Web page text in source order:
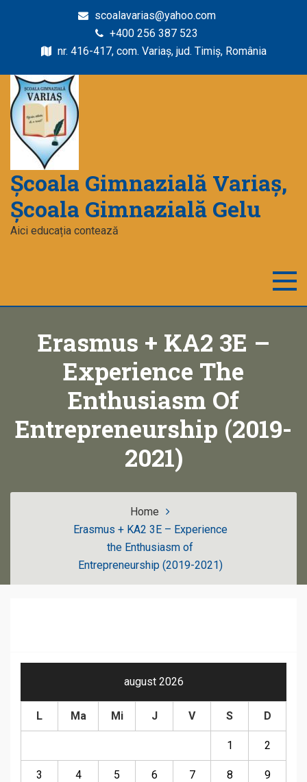
scoalavarias@yahoo.com
+400 256 387 523
nr. 416-417, com. Variaș, jud. Timiș, România
Școala Gimnazială Variaș,
Școala Gimnazială Gelu
Aici educația contează
Erasmus + KA2 3E –
Experience The
Enthusiasm Of
Entrepreneurship (2019-
2021)
Home
Erasmus + KA2 3E – Experience
the Enthusiasm of
Entrepreneurship (2019-2021)
august 2026
L Ma Mi J V S D
1 2
3 4 5 6 7 8 9